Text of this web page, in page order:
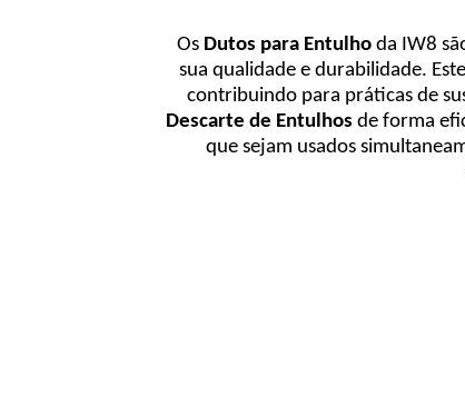
Os Dutos para Entulhoda IW8
sua qualidade e durabilidade.
contribuindo para práticas de
Descarte de Entulhos de forma
que sejam usados